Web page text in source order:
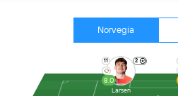
Norvegia
11 2
8.0
Larsen